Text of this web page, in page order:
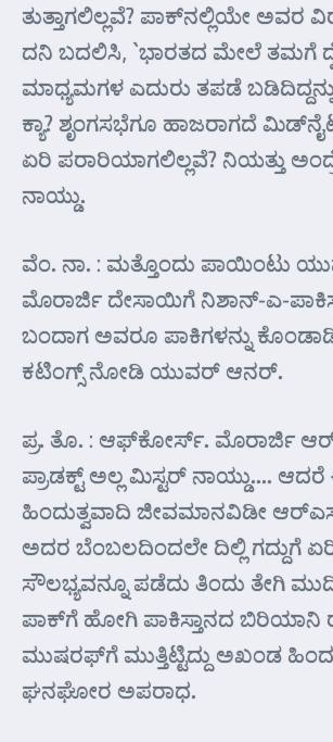
ತುತ್ತಾಗಲಿಲ್ಲವೆ? ಪಾಕ್‌ನಲ್ಲಿಯೇ ಅವರ
ದನಿ ಬದಲಿಸಿ, `ಭಾರತದ ಮೇಲೆ ತಮಗೆ
ಮಾಧ್ಯಮಗಳ ಎದುರು ತಪಡೆ
ಕ್ಯಾ? ಶೃಂಗಸಭೆಗೂ ಹಾಜರಾಗದೆ
ಏರಿ ಪರಾರಿಯಾಗಲಿಲ್ಲವೆ? ನಿಯತ್ತು
ನಾಯ್ಡು.
ವೆಂ. ನಾ. : ಮತ್ತೊಂದು ಪಾಯಿಂಟು
ಮೊರಾರ್ಜಿ ದೇಸಾಯಿಗೆ ನಿಶಾನ್-ಎ-
ಬಂದಾಗ ಅವರೂ ಪಾಕಿಗಳನ್ನು
ಕಟಿಂಗ್ಸ್ ನೋಡಿ ಯುವರ್‍ ಆನರ್‍.
ಪ್ರ. ತೊ. : ಆಫ್‌ಕೋರ್ಸ್. ಮೊರಾರ್ಜಿ
ಪ್ರಾಡಕ್ಟ್ ಅಲ್ಲ ಮಿಸ್ಟರ್‍ ನಾಯ್ಡು….
ಹಿಂದುತ್ವವಾದಿ ಜೀವಮಾನವಿಡೀ
ಅದರ ಬೆಂಬಲದಿಂದಲೇ ದಿಲ್ಲಿ ಗದ್ದುಗೆ
ಸೌಲಭ್ಯವನ್ನೂ ಪಡೆದು ತಿಂದು ತೇಗಿ
ಪಾಕ್‌ಗೆ ಹೋಗಿ ಪಾಕಿಸ್ತಾನದ ಬಿರಿಯಾನಿ
ಮುಷರಫ್‌ಗೆ ಮುತ್ತಿಟ್ಟಿದ್ದು ಅಖಂಡ
ಘನಘೋರ ಅಪರಾಧ.